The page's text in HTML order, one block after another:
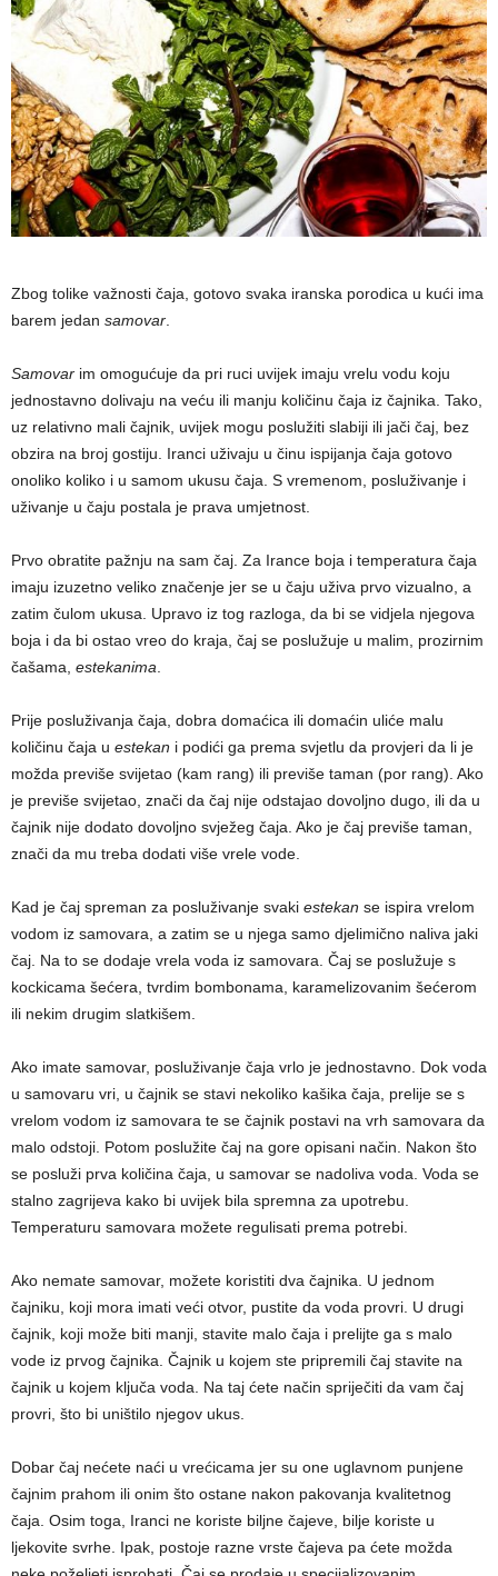
Zbog tolike važnosti čaja, gotovo svaka iranska porodica u kući ima
barem jedan samovar
Samovar im omogućuje da pri ruci uvijek imaju vrelu vodu koju
jednostavno dolivaju na veću ili manju količinu čaja iz čajnika. Tako,
uz relativno mali čajnik, uvijek mogu poslužiti slabiji ili jači čaj, bez
obzira na broj gostiju. Iranci uživaju u činu ispijanja čaja gotovo
onoliko koliko i u samom ukusu čaja. S vremenom, posluživanje i
uživanje u čaju postala je prava umjetnost.
Prvo obratite pažnju na sam čaj. Za Irance boja i temperatura čaja
imaju izuzetno veliko značenje jer se u čaju uživa prvo vizualno, a
zatim čulom ukusa. Upravo iz tog razloga, da bi se vidjela njegova
boja i da bi ostao vreo do kraja, čaj se poslužuje u malim, prozirnim
čašama, estekanima
Prije posluživanja čaja, dobra domaćica ili domaćin uliće malu
količinu čaja u estekan i podići ga prema svjetlu da provjeri da li je
možda previše svijetao (kam rang) ili previše taman (por rang). Ako
je previše svijetao, znači da čaj nije odstajao dovoljno dugo, ili da u
čajnik nije dodato dovoljno svježeg čaja. Ako je čaj previše taman,
znači da mu treba dodati više vrele vode.
Kad je čaj spreman za posluživanje svaki estekan se ispira vrelom
vodom iz samovara, a zatim se u njega samo djelimično naliva jaki
čaj. Na to se dodaje vrela voda iz samovara. Čaj se poslužuje s
kockicama šećera, tvrdim bombonama, karamelizovanim šećerom
ili nekim drugim slatkišem.
Ako imate samovar, posluživanje čaja vrlo je jednostavno. Dok voda
u samovaru vri, u čajnik se stavi nekoliko kašika čaja, prelije se s
vrelom vodom iz samovara te se čajnik postavi na vrh samovara da
malo odstoji. Potom poslužite čaj na gore opisani način. Nakon što
se posluži prva količina čaja, u samovar se nadoliva voda. Voda se
stalno zagrijeva kako bi uvijek bila spremna za upotrebu.
Temperaturu samovara možete regulisati prema potrebi.
Ako nemate samovar, možete koristiti dva čajnika. U jednom
čajniku, koji mora imati veći otvor, pustite da voda provri. U drugi
čajnik, koji može biti manji, stavite malo čaja i prelijte ga s malo
vode iz prvog čajnika. Čajnik u kojem ste pripremili čaj stavite na
čajnik u kojem ključa voda. Na taj ćete način spriječiti da vam čaj
provri, što bi uništilo njegov ukus.
Dobar čaj nećete naći u vrećicama jer su one uglavnom punjene
čajnim prahom ili onim što ostane nakon pakovanja kvalitetnog
čaja. Osim toga, Iranci ne koriste biljne čajeve, bilje koriste u
ljekovite svrhe. Ipak, postoje razne vrste čajeva pa ćete možda